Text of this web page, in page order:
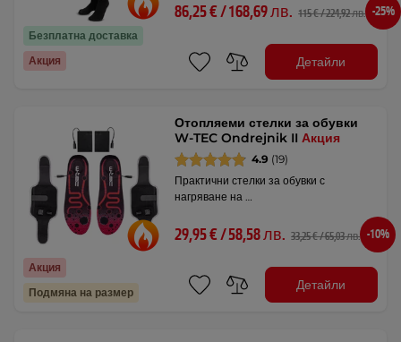
Безплатна доставка
Акция
86,25 € / 168,69 лв. 115 € / 224,92 лв. -25%
Детайли
Акция
Подмяна на размер
Отопляеми стелки за обувки
W-TEC Ondrejnik IIАкция
4.9 (19)
Практични стелки за обувки с
нагряване на …
29,95 € / 58,58 лв. 33,25 € / 65,03 лв. -10%
Детайли